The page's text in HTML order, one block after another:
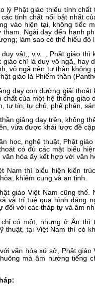
lý Phật giáo thiếu tính
các tính chất nổi bật nhất
vào hiện tại, không tiếc
tham. Ngài dạy đến hạnh
làm sao có thể hiểu đó
duy vật,, v.v..., Phật giáo
giáo chỉ là duy vô ngã, hay
vô ngã nên tự thân
giáo là Phiếm thần
dạy con đường giải
chất của một hệ thống giáo
tự tín, tự chủ, phê phán,
giảng dạy trên, không
vừa được khái lược đề
học, nghệ thuật, Phật
có đủ các mặt biểu
văn hóa ấy kết hợp với văn
Nam thì biểu hiện kiến
khiêm cung và an tịnh.
giáo Việt Nam cũng thế.
và trí tuệ qua hình dáng
đối với các tháp tự và âm
chỉ có một, nhưng ở Ấn
thuật, tại Việt Nam thì có
văn hóa xứ sở, Phật
mà âm hưởng tiếng